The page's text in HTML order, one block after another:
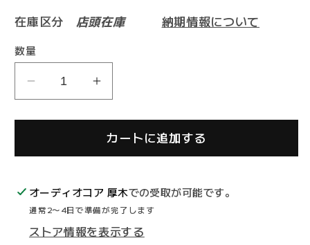
価
格
ル
価
格
在庫区分 店頭在庫 納期情報について
数量
ortofon
LW-
3C
ー
ワ
イ
ヤ
ortofon
LW-
3C
リ
ー
ワ
イ
ヤ
カートに追加する
オーディオコア 厚木での受取が可能です。
通常2〜4日で準備が完了します
ストア情報を表示する